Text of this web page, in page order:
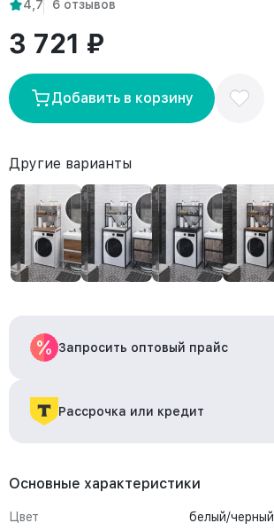
4,7 6 отзывов
3 721 ₽
Добавить в корзину
Другие варианты
Запросить оптовый прайс
Рассрочка или кредит
Основные характеристики
Цвет
белый/черный